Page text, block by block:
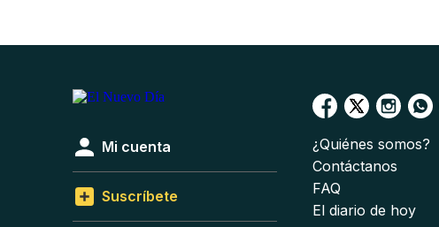
Mi cuenta
Suscríbete
¿Quiénes somos?
Contáctanos
FAQ
El diario de hoy